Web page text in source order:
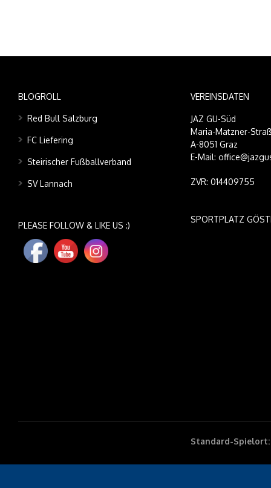
BLOGROLL
Red Bull Salzburg
FC Liefering
Steirischer Fußballverband
SV Lannach
PLEASE FOLLOW & LIKE US :)
VEREINSDATEN
JAZ GU-Süd
Maria-Matzner-
A-8051 Graz
E-Mail:
ZVR: 014409755
SPORTPLATZ
Standard-Spielort: